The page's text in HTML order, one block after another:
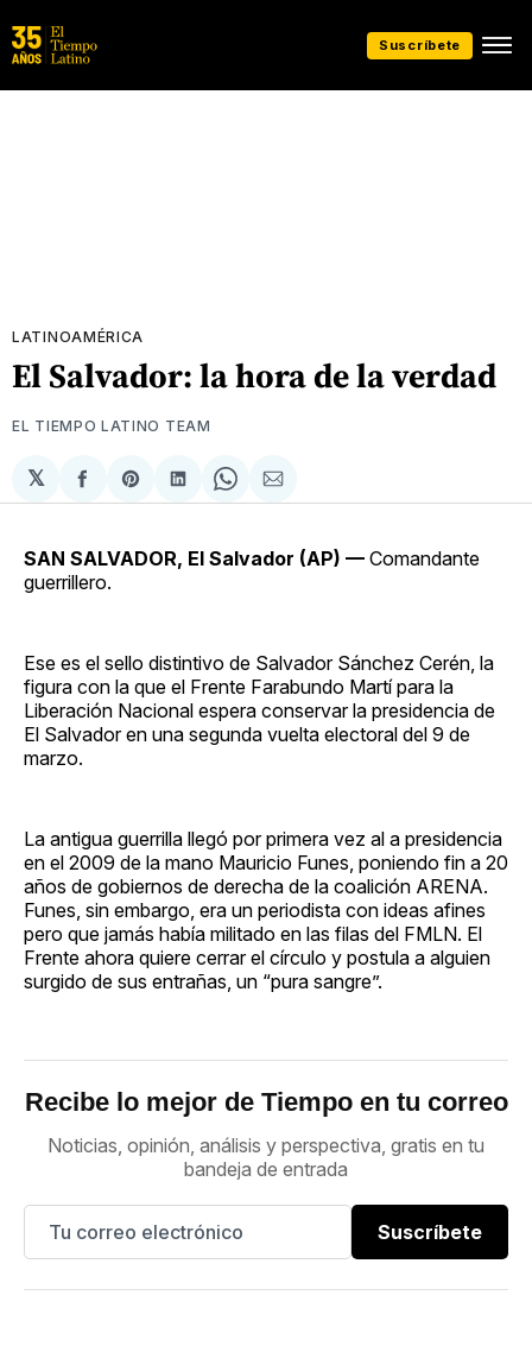
Suscríbete
LATINOAMÉRICA
El Salvador: la hora de la verdad
EL TIEMPO LATINO TEAM
𝕏
Compartir
en
Share
on
Compartir
en
Share
on
Compartir
via
SAN SALVADOR, El Salvador (AP) — Comandante
guerrillero.
Ese es el sello distintivo de Salvador Sánchez Cerén, la
figura con la que el Frente Farabundo Martí para la
Liberación Nacional espera conservar la presidencia de
El Salvador en una segunda vuelta electoral del 9 de
marzo.
La antigua guerrilla llegó por primera vez al a presidencia
en el 2009 de la mano Mauricio Funes, poniendo fin a 20
años de gobiernos de derecha de la coalición ARENA.
Funes, sin embargo, era un periodista con ideas afines
pero que jamás había militado en las filas del FMLN. El
Frente ahora quiere cerrar el círculo y postula a alguien
surgido de sus entrañas, un “pura sangre”.
Recibe lo mejor de Tiempo en tu correo
Noticias, opinión, análisis y perspectiva, gratis en tu
bandeja de entrada
Suscríbete